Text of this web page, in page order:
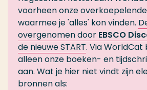
voorheen onze
waarmee je 'alles' kon vinden.
overgenomen door EBSCO
de nieuwe START. Via WorldCat
alleen onze boeken- en
aan. Wat je hier niet vindt zijn
bronnen als: